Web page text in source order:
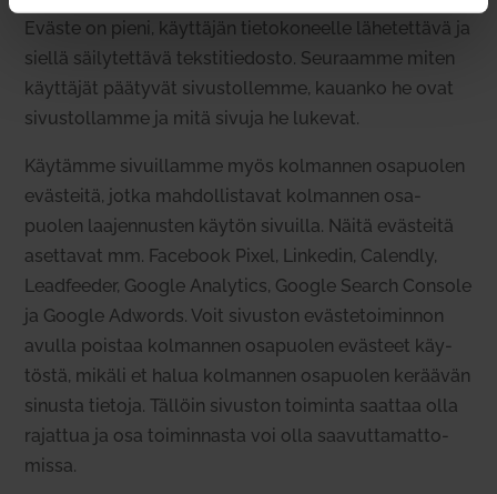
Eväste on pieni, käyt­täjän tie­to­ko­neelle lähe­tettävä ja
siellä säi­ly­tettävä teks­ti­tie­dosto. Seu­raamme miten
käyt­täjät pää­tyvät sivus­tol­lemme, kauanko he ovat
sivus­tol­lamme ja mitä sivuja he lukevat.
Käy­tämme sivuil­lamme myös kol­mannen osa­puolen
eväs­teitä, jotka mah­dol­lis­tavat kol­mannen osa­
puolen laa­jen­nusten käytön sivuilla. Näitä eväs­teitä
aset­tavat mm. Facebook Pixel, Lin­kedin, Calendly,
Lead­feeder, Google Ana­lytics, Google Search Console
ja Google Adwords. Voit sivuston eväs­te­toi­minnon
avulla poistaa kol­mannen osa­puolen evästeet käy­
töstä, mikäli et halua kol­mannen osa­puolen keräävän
sinusta tietoja. Tällöin sivuston toi­minta saattaa olla
rajattua ja osa toi­min­nasta voi olla saa­vut­ta­mat­to­
missa.